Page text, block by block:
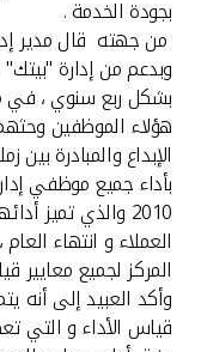
مملكة البحرين
بجودة الخدمة .
من جهته قال مدير
وبدعم من إدارة
بشكل ربع سنوي ، في
هؤلاء الموظفين
الإبداع والمبادرة
بأداء جميع موظفي
2010 والذي
العملاء و انتهاء
المركز لجميع معايير
وأكد العبيد إلى أنه
قياس الأداء و التي